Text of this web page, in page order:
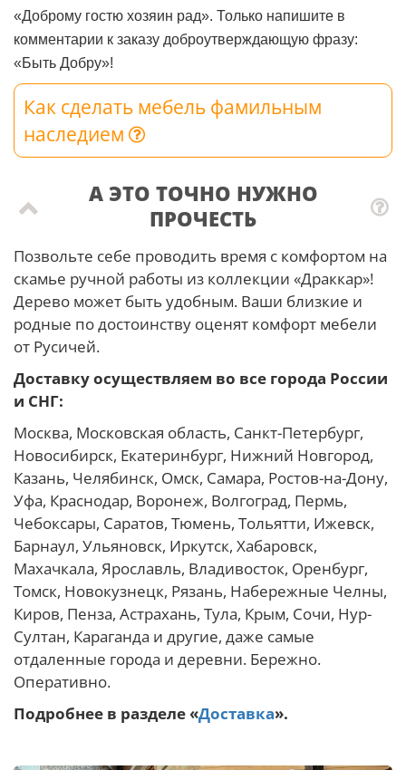
«Доброму гостю хозяин рад». Только напишите в
комментарии к заказу доброутверждающую фразу:
«Быть Добру»!
Как сделать мебель фамильным
наследием
А ЭТО ТОЧНО НУЖНО
ПРОЧЕСТЬ
Позвольте себе проводить время с комфортом на
скамье ручной работы из коллекции «Драккар»!
Дерево может быть удобным. Ваши близкие и
родные по достоинству оценят комфорт мебели
от Русичей.
Доставку осуществляем во все города России
и СНГ:
Москва, Московская область, Санкт-Петербург,
Новосибирск, Екатеринбург, Нижний Новгород,
Казань, Челябинск, Омск, Самара, Ростов-на-Дону,
Уфа, Краснодар, Воронеж, Волгоград, Пермь,
Чебоксары, Саратов, Тюмень, Тольятти, Ижевск,
Барнаул, Ульяновск, Иркутск, Хабаровск,
Махачкала, Ярославль, Владивосток, Оренбург,
Томск, Новокузнецк, Рязань, Набережные Челны,
Киров, Пенза, Астрахань, Тула, Крым, Сочи, Нур-
Султан, Караганда и другие, даже самые
отдаленные города и деревни. Бережно.
Оперативно.
Подробнее в разделе «Доставка».